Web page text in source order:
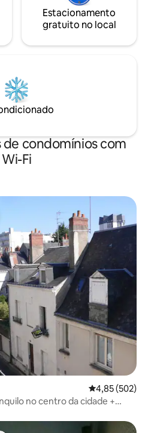
Estacionamento
gratuito no local
condomínios com
Wi-Fi
Classificação
4,85 (502)
no centro da cidade +